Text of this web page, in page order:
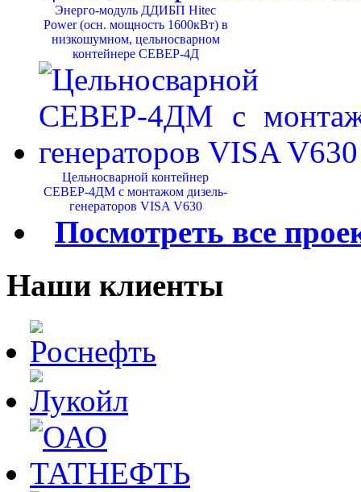
Энерго-модуль ДДИБП Hitec
Power (осн. мощность 1600кВт) в
низкошумном, цельносварном
контейнере СЕВЕР-4Д
Цельносварной контейнер
СЕВЕР-4ДМ с монтажом дизель-
генераторов VISA V630
Посмотреть все
Наши клиенты